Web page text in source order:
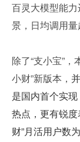
百灵大模型能
景，日均调用量
除了“支小宝”
小财”新版本，
是国内首个实
热点，更有锐
财”月活用户数